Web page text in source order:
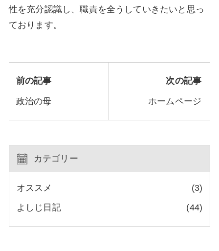
性を充分認識し、職責を全うしていきたいと思っ
ております。
前の記事
政治の母
次の記事
ホームページ
カテゴリー
オススメ
(3)
よしじ日記
(44)